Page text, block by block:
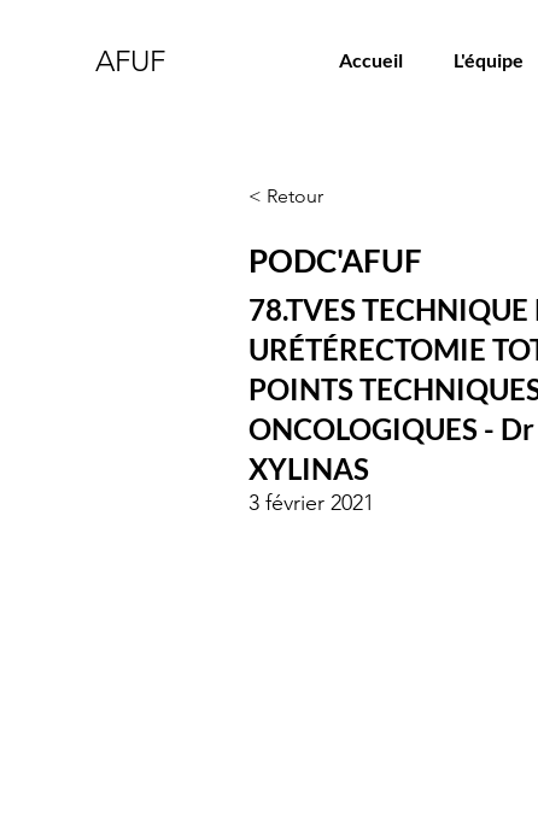
AFUF Accueil L'équipe
< Retour
PODC'AFUF
78.TVES
URÉTÉRECTOMIE
POINTS
ONCOLOGIQUES -
XYLINAS
3 février 2021